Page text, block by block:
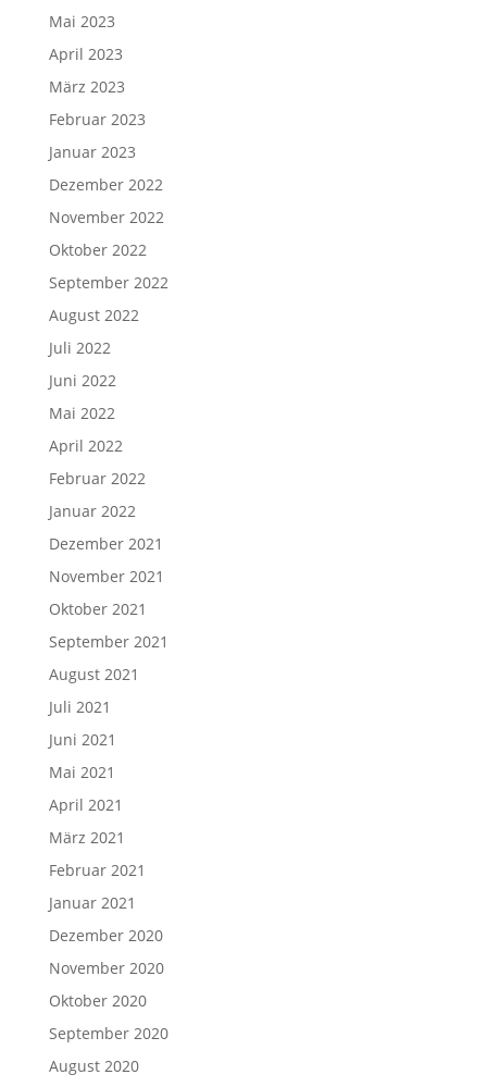
Mai 2023
April 2023
März 2023
Februar 2023
Januar 2023
Dezember 2022
November 2022
Oktober 2022
September 2022
August 2022
Juli 2022
Juni 2022
Mai 2022
April 2022
Februar 2022
Januar 2022
Dezember 2021
November 2021
Oktober 2021
September 2021
August 2021
Juli 2021
Juni 2021
Mai 2021
April 2021
März 2021
Februar 2021
Januar 2021
Dezember 2020
November 2020
Oktober 2020
September 2020
August 2020